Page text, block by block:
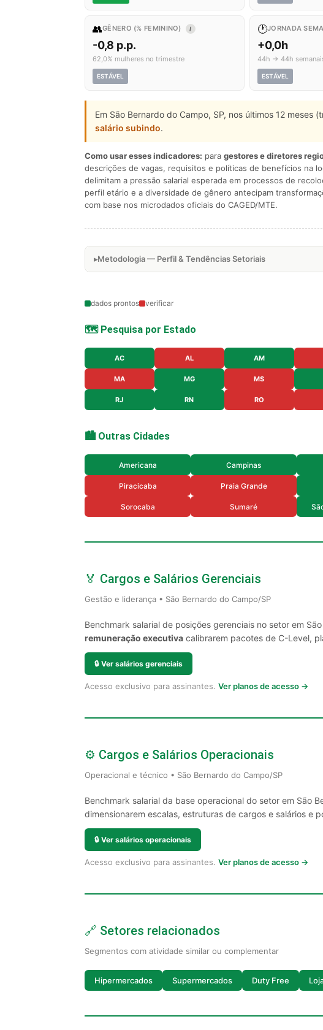
👥GÊNERO (% FEMININO) I
-0,8 p.p.
62,0% mulheres no trimestre
ESTÁVEL
🕐JORNADA
+0,0h
44h → 44h
ESTÁVEL
Em São Bernardo do Campo, SP, nos últimos 12
salário subindo.
Como usar esses indicadores: para gestores e diretores
descrições de vagas, requisitos e políticas de benefícios na
delimitam a pressão salarial esperada em processos de
perfil etário e a diversidade de gênero antecipam
com base nos microdados oficiais do CAGED/MTE.
Metodologia — Perfil & Tendências Setoriais
dados prontos verificar
🗺️ Pesquisa por Estado
AC AL AM
MA MG MS
RJ RN RO
🏙️ Outras Cidades
Americana Campinas
Piracicaba Praia Grande
Sorocaba Sumaré
🏅 Cargos e Salários Gerenciais
Gestão e liderança • São Bernardo do Campo/SP
Benchmark salarial de posições gerenciais no setor em
remuneração executiva calibrarem pacotes de C-Level,
🔒 Ver salários gerenciais
Acesso exclusivo para assinantes. Ver planos de acesso →
⚙️ Cargos e Salários Operacionais
Operacional e técnico • São Bernardo do Campo/SP
Benchmark salarial da base operacional do setor em São
dimensionarem escalas, estruturas de cargos e salários e
🔒 Ver salários operacionais
Acesso exclusivo para assinantes. Ver planos de acesso →
🔗 Setores relacionados
Segmentos com atividade similar ou complementar
Hipermercados Supermercados Duty Free